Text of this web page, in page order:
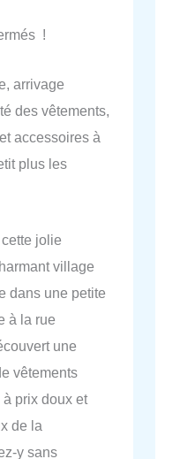
!
arrivage
des vêtements,
accessoires à
plus les
jolie
village
dans une petite
à la rue
une
vêtements
prix doux et
de la
y sans